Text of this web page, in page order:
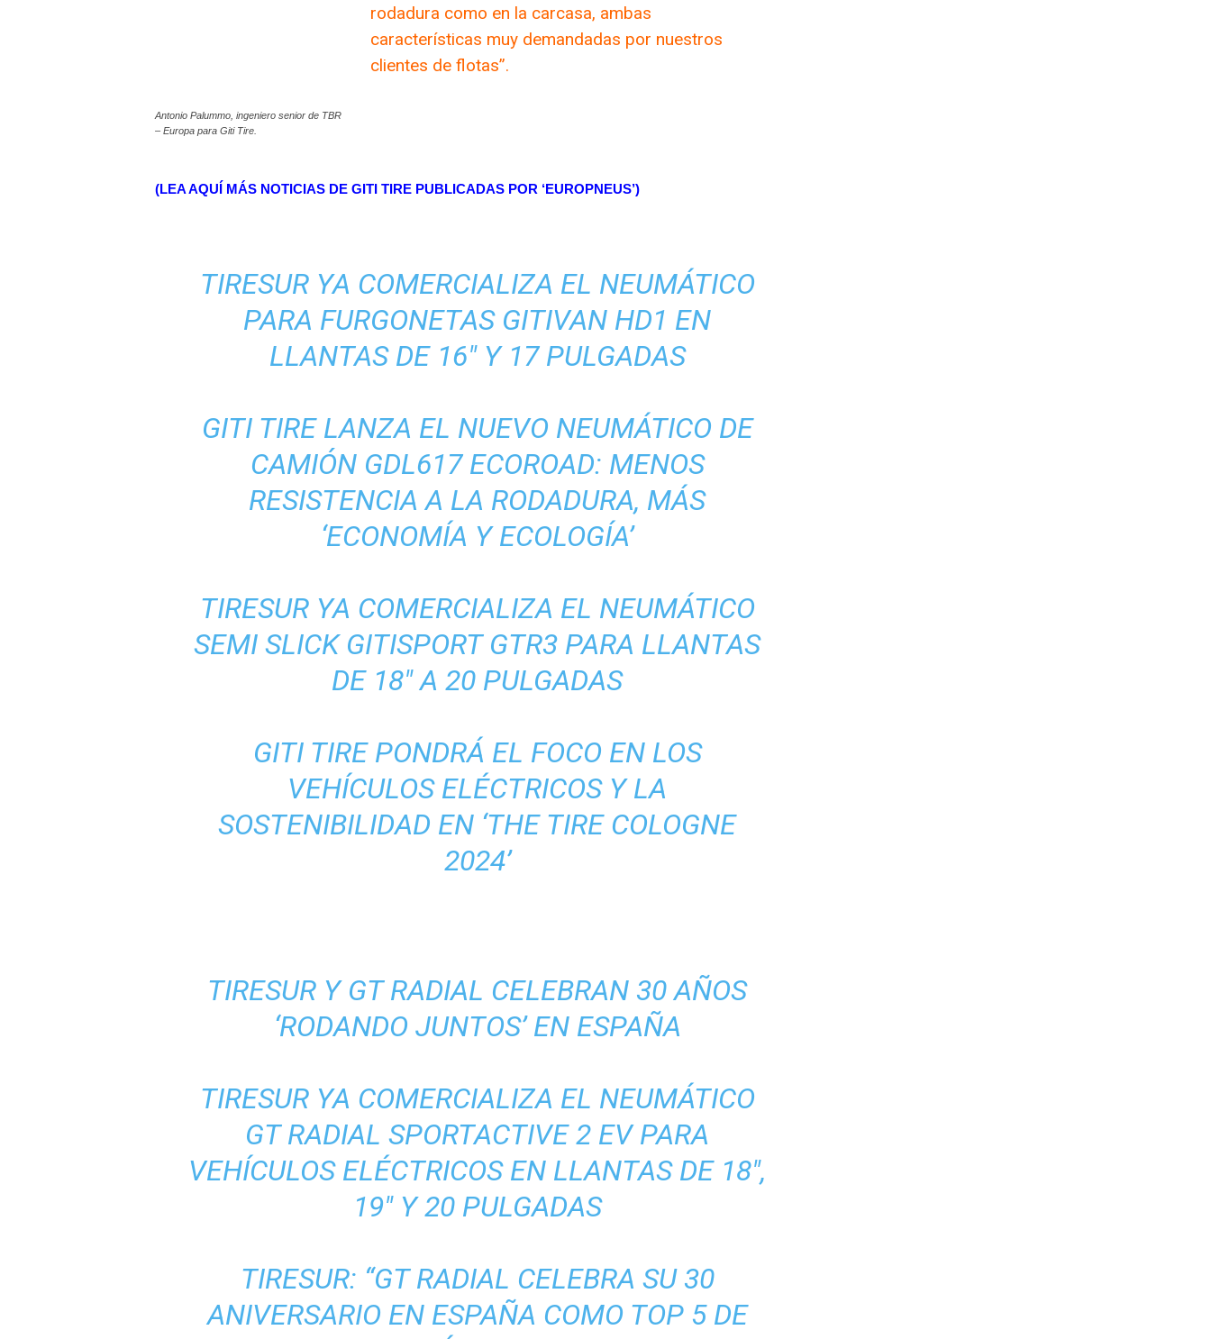
Antonio Palummo, ingeniero senior de TBR
– Europa para Giti Tire.
rodadura como en la carcasa, ambas
características muy demandadas por nuestros
clientes de flotas”.
(LEA AQUÍ MÁS NOTICIAS DE GITI TIRE PUBLICADAS POR ‘EUROPNEUS’)
TIRESUR YA COMERCIALIZA EL NEUMÁTICO
PARA FURGONETAS GITIVAN HD1 EN
LLANTAS DE 16″ Y 17 PULGADAS
GITI TIRE LANZA EL NUEVO NEUMÁTICO DE
CAMIÓN GDL617 ECOROAD: MENOS
RESISTENCIA A LA RODADURA, MÁS
‘ECONOMÍA Y ECOLOGÍA’
TIRESUR YA COMERCIALIZA EL NEUMÁTICO
SEMI SLICK GITISPORT GTR3 PARA LLANTAS
DE 18″ A 20 PULGADAS
GITI TIRE PONDRÁ EL FOCO EN LOS
VEHÍCULOS ELÉCTRICOS Y LA
SOSTENIBILIDAD EN ‘THE TIRE COLOGNE
2024’
TIRESUR Y GT RADIAL CELEBRAN 30 AÑOS
‘RODANDO JUNTOS’ EN ESPAÑA
TIRESUR YA COMERCIALIZA EL NEUMÁTICO
GT RADIAL SPORTACTIVE 2 EV PARA
VEHÍCULOS ELÉCTRICOS EN LLANTAS DE 18″,
19″ Y 20 PULGADAS
TIRESUR: “GT RADIAL CELEBRA SU 30
ANIVERSARIO EN ESPAÑA COMO TOP 5 DE